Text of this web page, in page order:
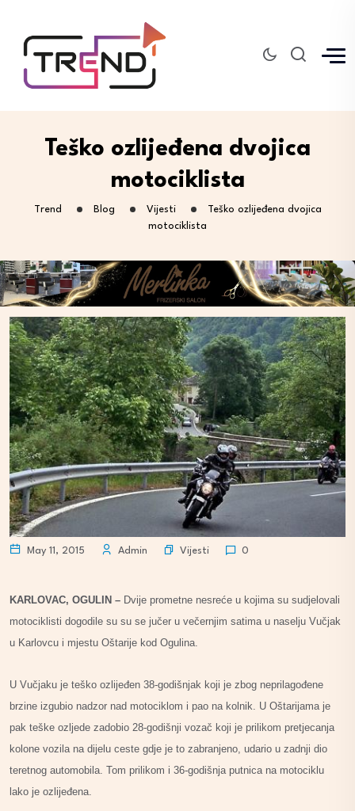
Teško ozlijeđena dvojica
motociklista
Trend Blog Vijesti
Teško ozlijeđena dvojica
motociklista
May 11, 2015 Admin Vijesti 0
KARLOVAC, OGULIN – Dvije prometne nesreće u kojima su sudjelovali
motociklisti dogodile su su se jučer u večernjim satima u naselju Vučjak
u Karlovcu i mjestu Oštarije kod Ogulina.
U Vučjaku je teško ozlijeđen 38-godišnjak koji je zbog neprilagođene
brzine izgubio nadzor nad motociklom i pao na kolnik. U Oštarijama je
pak teške ozljede zadobio 28-godišnji vozač koji je prilikom pretjecanja
kolone vozila na dijelu ceste gdje je to zabranjeno, udario u zadnji dio
teretnog automobila. Tom prilikom i 36-godišnja putnica na motociklu
lako je ozlijeđena.